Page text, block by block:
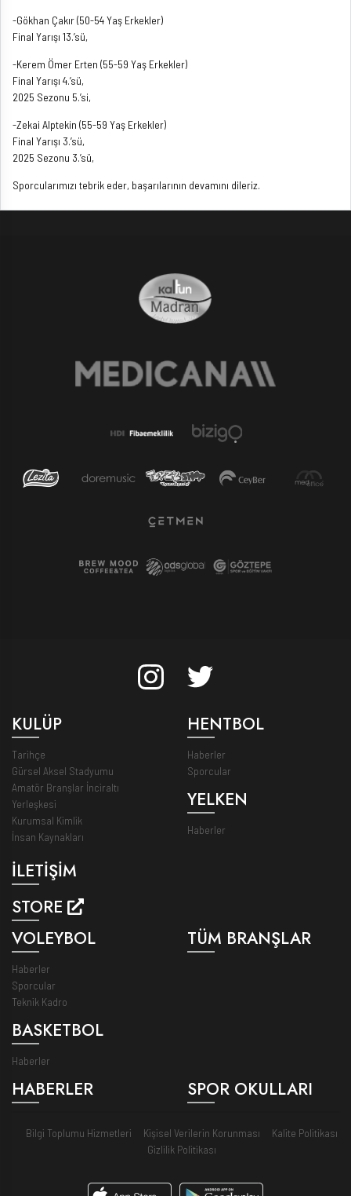
-Gökhan Çakır (50-54 Yaş Erkekler)
Final Yarışı 13.’sü,
-Kerem Ömer Erten (55-59 Yaş Erkekler)
Final Yarışı 4.’sü,
2025 Sezonu 5.’si,
-Zekai Alptekin (55-59 Yaş Erkekler)
Final Yarışı 3.’sü,
2025 Sezonu 3.’sü,
Sporcularımızı tebrik eder, başarılarının devamını dileriz.
KULÜP
Tarihçe
Gürsel Aksel Stadyumu
Amatör Branşlar İnciraltı
Yerleşkesi
Kurumsal Kimlik
İnsan Kaynakları
İLETİŞİM
STORE
HENTBOL
Haberler
Sporcular
YELKEN
Haberler
VOLEYBOL
Haberler
Sporcular
Teknik Kadro
BASKETBOL
Haberler
TÜM BRANŞLAR
HABERLER SPOR OKULLARI
Bilgi Toplumu Hizmetleri Kişisel Verilerin Korunması
Kalite Politikası
Gizlilik Politikası